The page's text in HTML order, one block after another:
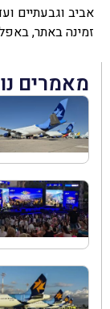
אביב וגבעתיים
זמינה באתר,
מאמרים